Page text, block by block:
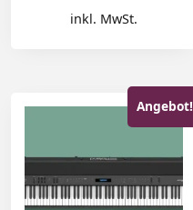
inkl. MwSt.
Angebot!